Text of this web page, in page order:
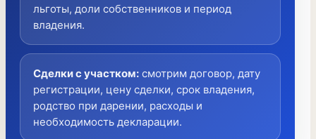
льготы, доли собственников и период
владения.
Сделки с участком: смотрим договор, дату
регистрации, цену сделки, срок владения,
родство при дарении, расходы и
необходимость декларации.